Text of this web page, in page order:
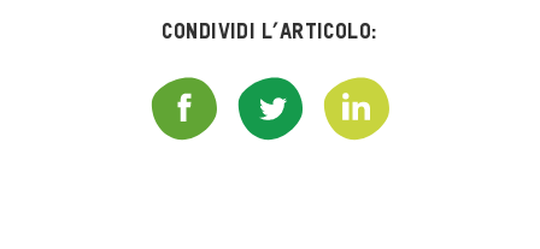
Condividi l’articolo: